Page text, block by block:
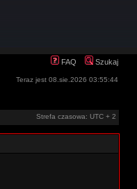
FAQ Szukaj
Teraz jest 08.sie.2026 03:55:44
Strefa czasowa: UTC + 2